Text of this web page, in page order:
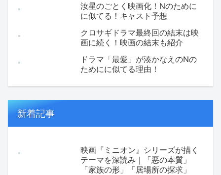
汝星のごとく映画化！Nのために
に似てる！キャスト予想
クロサギドラマ最終回の結末は映
画に続く！映画の結末も紹介
ドラマ「最愛」が湊かなえのNの
ためにに似てる理由！
新着記事
映画『ミニオン』シリーズが描く
テーマを深読み｜「悪の本質」
「家族の形」「居場所の探求」